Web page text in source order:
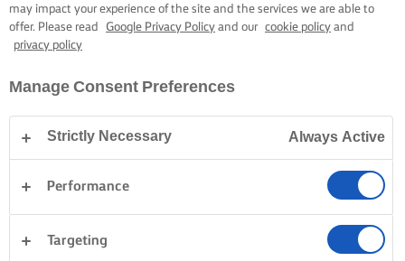
Home Kookskills, tips & tricks Pasta Romige, fluweelzachte
ROMIGE, FLUWEELZACHTE
may impact your experience of the site and the services we are able to
offer. Please read
Google Privacy Policy and our cookie policy and
privacy policy
Manage Consent Preferences
Strictly Necessary Always Active
Performance
Targeting